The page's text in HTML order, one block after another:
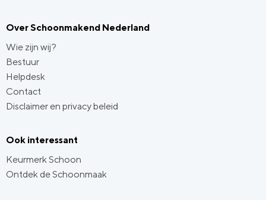
Over Schoonmakend Nederland
Wie zijn wij?
Bestuur
Helpdesk
Contact
Disclaimer en privacy beleid
Ook interessant
Keurmerk Schoon
Ontdek de Schoonmaak